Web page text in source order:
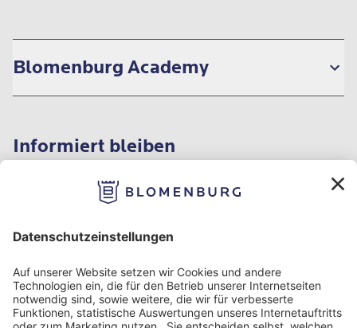
Blomenburg Academy
Informiert bleiben
Impressum